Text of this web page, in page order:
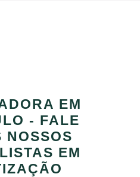
EM
- FALE
NOSSOS
EM